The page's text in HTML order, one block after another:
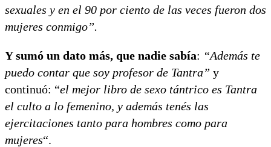
sexuales y en el 90 por ciento de las veces fueron dos
mujeres conmigo”.
Y sumó un dato más, que nadie sabía: “Además te
puedo contar que soy profesor de Tantra” y
continuó: “el mejor libro de sexo tántrico es Tantra
el culto a lo femenino, y además tenés las
ejercitaciones tanto para hombres como para
mujeres“.